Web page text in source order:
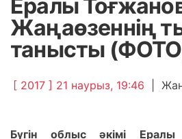
Ералы
Жаңаөзеннің
танысты
[ 2017 ] 21 наурыз, 19:46
Бүгін облыс әкімі